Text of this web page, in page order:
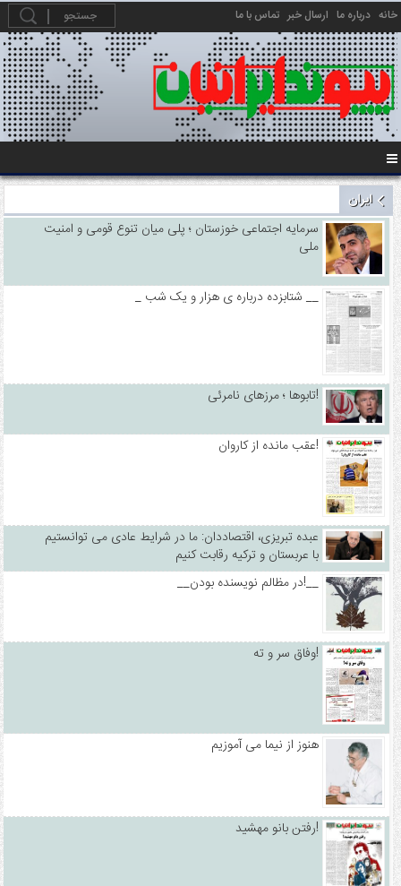
خانه درباره ما ارسال خبر تماس با ما
ایران
سرمایه اجتماعی خوزستان ؛ پلی میان تنوع قومی و امنیت
ملی
_ شتابزده درباره ی هزار و یک شب __
تابوها ؛ مرزهای نامرئی!
عقب مانده از کاروان!
عبده تبریزی، اقتصاددان: ما در شرایط عادی می توانستیم
با عربستان و ترکیه رقابت کنیم
__در مظالم نویسنده بودن!__
وفاق سر و ته!
هنوز از نیما می آموزیم
رفتن بانو مهشید!